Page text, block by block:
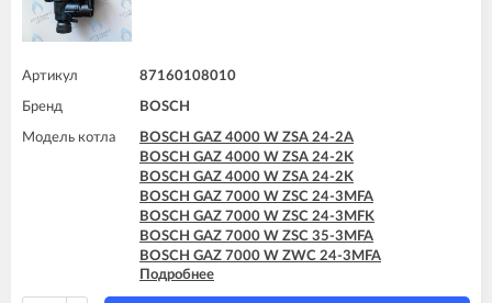
Артикул 87160108010
Бренд BOSCH
Модель котла
BOSCH GAZ 4000 W ZSA 24-2A
BOSCH GAZ 4000 W ZSA 24-2K
BOSCH GAZ 4000 W ZSA 24-2K
BOSCH GAZ 7000 W ZSC 24-3MFA
BOSCH GAZ 7000 W ZSC 24-3MFK
BOSCH GAZ 7000 W ZSC 35-3MFA
BOSCH GAZ 7000 W ZWC 24-3MFA
BOSCH GAZ 7000 W ZWC 24-3MFK
BOSCH GAZ 7000 W ZWC 28-3MFA
Подробнее